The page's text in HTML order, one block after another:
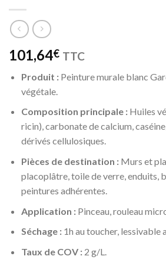
101,64€ TTC
Produit :Peinture murale blanc
végétale.
Composition principale :Huiles
ricin), carbonate de calcium,
dérivés cellulosiques.
Pièces de destination :Murs et
placoplâtre, toile de verre, enduits,
peintures adhérentes.
Application :Pinceau, rouleau
Séchage :1h au toucher, lessivable
Taux de COV :2 g/L.